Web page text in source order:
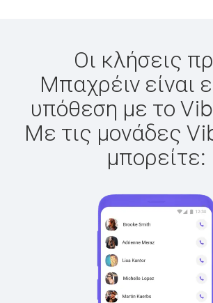
Οι κλήσεις
Μπαχρέιν είναι
υπόθεση με το
Με τις μονάδες
μπορείτε: